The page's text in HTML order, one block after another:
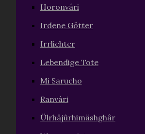
Horonvári
Irdene Götter
Irrlichter
Lebendige Tote
Mi Sarucho
Ranvári
Ülrhâjûrhimäshghâr